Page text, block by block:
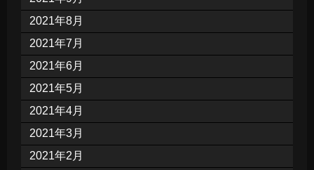
2021年8月
2021年7月
2021年6月
2021年5月
2021年4月
2021年3月
2021年2月